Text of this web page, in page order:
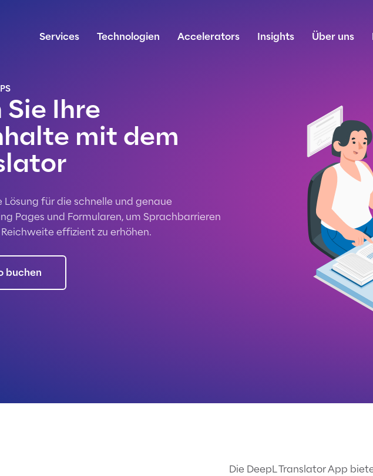
Services Technologien Accelerators Insights Über uns
Ihre
mit dem
Lösung für die schnelle und genaue
Pages und Formularen, um Sprachbarrieren
effizient zu erhöhen.
buchen
Die DeepL Translator App